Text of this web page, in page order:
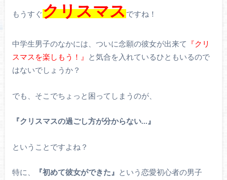
もうすぐクリスマスですね！
中学生男子のなかには、ついに念願の彼女が出来て 『クリ
スマスを楽しもう！』
と気合を入れているひともいるので
はないでしょうか？
でも、そこでちょっと困ってしまうのが、
『クリスマスの過ごし方が分からない…』
ということですよね？
特に、 『初めて彼女ができた』 という恋愛初心者の男子